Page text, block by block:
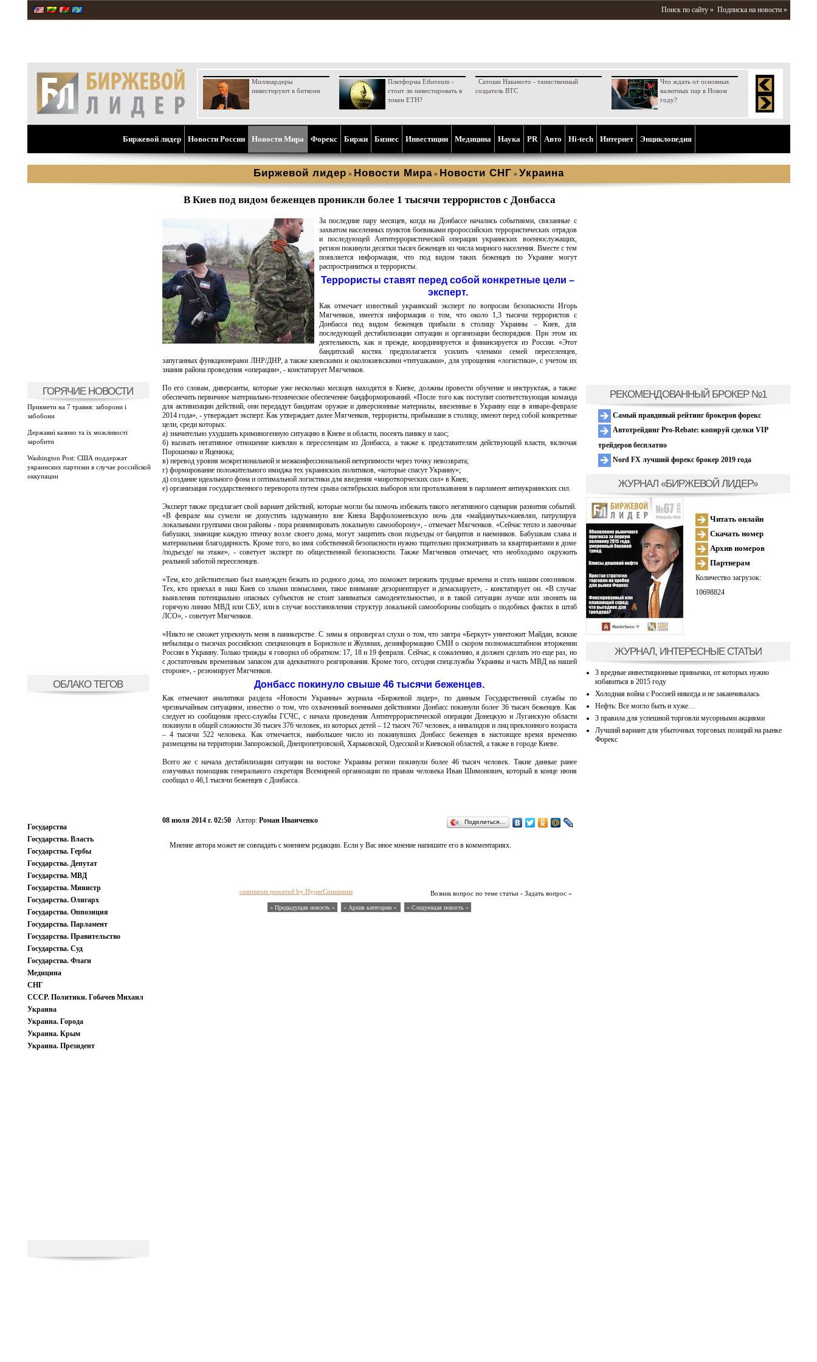
Поиск по сайту » Подписка на новости »
Миллиардеры
инвестируют в биткоин
Платформа Ethereum -
стоит ли инвестировать в
токен ETH?
Сатоши Накамото - таинственный
создатель BTC
Что ждать от основных
валютных пар в Новом
году?
Биржевой лидер Новости России Новости Мира Форекс Биржи Бизнес Инвестиции Медицина Наука PR Aвто Hi-tech Интернет Энциклопедия
Биржевой лидер » Новости Мира » Новости СНГ » Украина
ГОРЯЧИЕ НОВОСТИ
Прикмети на 7 травня: заборони і
забобони
Державні казино та їх можливості
заробити
Washington Post: США поддержат
украинских партизан в случае российской
оккупации
ОБЛАКО ТЕГОВ
Государства
Государства. Власть
Государства. Гербы
Государства. Депутат
Государства. МВД
Государства. Министр
Государства. Олигарх
Государства. Оппозиция
Государства. Парламент
Государства. Правительство
Государства. Суд
Государства. Флаги
Медицина
СНГ
СССР. Политики. Гобачев Михаил
Украина
Украина. Города
Украина. Крым
Украина. Президент
В Киев под видом беженцев проникли более 1 тысячи террористов с Донбасса
За последние пару месяцев, когда на Донбассе начались событиями, связанные с
захватом населенных пунктов боевиками пророссийских террористических отрядов
и последующей Антитеррористической операции украинских военнослужащих,
регион покинули десятки тысяч беженцев из числа мирного населения. Вместе с тем
появляется информация, что под видом таких беженцев по Украине могут
распространиться и террористы.
Террористы ставят перед собой конкретные цели –
эксперт.
Как отмечает известный украинский эксперт по вопросам безопасности Игорь
Мягченков, имеется информация о том, что около 1,3 тысячи террористов с
Донбасса под видом беженцев прибыли в столицу Украины – Киев, для
последующей дестабилизации ситуации и организации беспорядков. При этом их
деятельность, как и прежде, координируется и финансируется из России. «Этот
бандитский костяк предполагается усилить членами семей переселенцев,
запуганных функционерами ЛНР/ДНР, а также киевскими и околокиевскими «титушками», для упрощения «логистики», с учетом их
знания района проведения «операции», - констатирует Мягченков.
По его словам, диверсанты, которые уже несколько месяцев находятся в Киеве, должны провести обучение и инструктаж, а также
обеспечить первичное материально-техническое обеспечение бандформирований. «После того как поступит соответствующая команда
для активизации действий, они передадут бандитам оружие и диверсионные материалы, ввезенные в Украину еще в январе-феврале
2014 года», - утверждает эксперт. Как утверждает далее Мягченков, террористы, прибывшие в столицу, имеют перед собой конкретные
цели, среди которых:
а) значительно ухудшить криминогенную ситуацию в Киеве и области, посеять панику и хаос;
б) вызвать негативное отношение киевлян к переселенцам из Донбасса, а также к представителям действующей власти, включая
Порошенко и Яценюка;
в) перевод уровня межрегиональной и межконфессиональной нетерпимости через точку невозврата;
г) формирование положительного имиджа тех украинских политиков, «которые спасут Украину»;
д) создание идеального фона и оптимальной логистики для введения «миротворческих сил» в Киев;
е) организация государственного переворота путем срыва октябрьских выборов или проталкивания в парламент антиукраинских сил.
Эксперт также предлагает свой вариант действий, которые могли бы помочь избежать такого негативного сценария развития событий.
«В феврале мы сумели не допустить задуманную вне Киева Варфоломеевскую ночь для «майданутых»киевлян, патрулируя
локальными группами свои районы - пора реанимировать локальную самооборону», - отмечает Мягченков. «Сейчас тепло и лавочные
бабушки, знающие каждую птичку возле своего дома, могут защитить свои подъезды от бандитов и наемников. Бабушкам слава и
материальная благодарность. Кроме того, во имя собственной безопасности нужно тщательно присматривать за квартирантами в доме
/подъезде/ на этаже», - советует эксперт по общественной безопасности. Также Мягченков отмечает, что необходимо окружить
реальной заботой переселенцев.
«Тем, кто действительно был вынужден бежать из родного дома, это поможет пережить трудные времена и стать нашим союзником.
Тех, кто приехал в наш Киев со злыми помыслами, такое внимание дезориентирует и демаскирует», - констатирует он. «В случае
выявления потенциально опасных субъектов не стоит заниматься самодеятельностью, и в такой ситуации лучше или звонить на
горячую линию МВД или СБУ, или в случае восстановления структур локальной самообороны сообщать о подобных фактах в штаб
ЛСО», - советует Мягченков.
«Никто не сможет упрекнуть меня в паникерстве. С зимы я опровергал слухи о том, что завтра «Беркут» уничтожит Майдан, всякие
небылицы о тысячах российских спецназовцев в Борисполе и Жулянах, дезинформацию СМИ о скором полномасштабном вторжении
России в Украину. Только трижды я говорил об обратном: 17, 18 и 19 февраля. Сейчас, к сожалению, я должен сделать это еще раз, но
с достаточным временным запасом для адекватного реагирования. Кроме того, сегодня спецслужбы Украины и часть МВД на нашей
стороне», - резюмирует Мягченков.
Донбасс покинуло свыше 46 тысячи беженцев.
Как отмечают аналитики раздела «Новости Украины» журнала «Биржевой лидер», по данным Государственной службы по
чрезвычайным ситуациям, известно о том, что охваченный военными действиями Донбасс покинули более 36 тысяч беженцев. Как
следует из сообщения пресс-службы ГСЧС, с начала проведения Антитеррористической операции Донецкую и Луганскую области
покинули в общей сложности 36 тысяч 376 человек, из которых детей – 12 тысяч 767 человек, а инвалидов и лиц преклонного возраста
– 4 тысячи 522 человека. Как отмечается, наибольшее число из покинувших Донбасс беженцев в настоящее время временно
размещены на территории Запорожской, Днепропетровской, Харьковской, Одесской и Киевской областей, а также в городе Киеве.
Всего же с начала дестабилизации ситуации на востоке Украины регион покинули более 46 тысяч человек. Такие данные ранее
озвучивал помощник генерального секретаря Всемирной организации по правам человека Иван Шимонович, который в конце июня
сообщал о 46,1 тысячи беженцев с Донбасса.
08 июля 2014 г. 02:50 Автор: Роман Иванченко Поделиться…
Мнение автора может не совпадать с мнением редакции. Если у Вас иное мнение напишите его в комментариях.
Возник вопрос по теме статьи - Задать вопрос »
comments powered by HyperComments
« Предыдущая новость « » Архив категории « » Следующая новость »
РЕКОМЕНДОВАННЫЙ БРОКЕР №1
Самый правдивый рейтинг брокеров форекс
Автотрейдинг Pro-Rebate: копируй сделки VIP
трейдеров бесплатно
Nord FX лучший форекс брокер 2019 года
ЖУРНАЛ «БИРЖЕВОЙ ЛИДЕР»
Читать онлайн
Скачать номер
Архив номеров
Партнерам
Количество загрузок:
10698824
ЖУРНАЛ, ИНТЕРЕСНЫЕ СТАТЬИ
3 вредные инвестиционные привычки, от которых нужно
избавиться в 2015 году
Холодная война с Россией никогда и не заканчивалась
Нефть: Все могло быть и хуже…
3 правила для успешной торговли мусорными акциями
Лучший вариант для убыточных торговых позиций на рынке
Форекс